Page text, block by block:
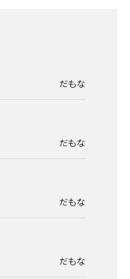
だもな
だもな
だもな
だもな